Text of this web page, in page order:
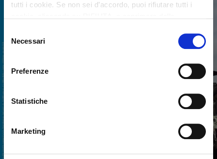
tutti i cookie. Se non sei d’accordo, puoi rifiutare tutti i
desideri accettare e cliccando ACCETTA SELEZIONATI.
del
consenso
Necessari
Preferenze
Statistiche
Marketing